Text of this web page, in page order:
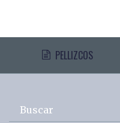
PELLIZCOS
Buscar